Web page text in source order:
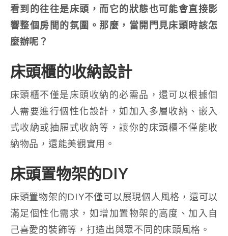
看到的往往是床頭，而它的狀態也可能會直接影
響整個房間的氛圍。那麼，當開門見床頭時該怎
麼辦呢？
床頭櫃的收納設計
床頭櫃不僅是床頭收納的必需品，還可以根據個
人需要進行個性化設計，如加入多層收納、嵌入
式收納或抽屜式收納等，讓你的床頭櫃不僅能收
納物品，還能美觀實用。
床頭置物架的DIY
床頭置物架的DIY不僅可以展現個人風格，還可以
滿足個性化需求，如增加置物架的高度、加入自
己喜愛的裝飾等，打造出與眾不同的床頭風格。